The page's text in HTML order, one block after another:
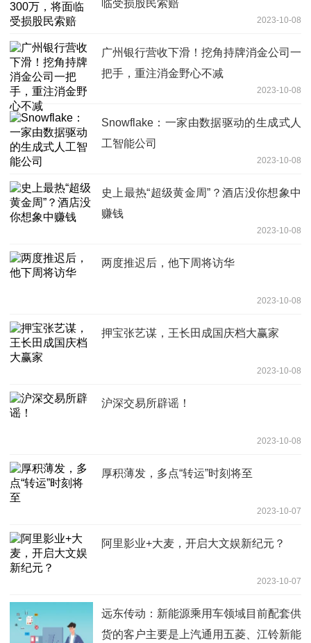
临受损股民索赔
2023-10-08
广州银行营收下滑！挖角持牌消金公司一
把手，重注消金野心不减
2023-10-08
Snowflake：一家由数据驱动的生成式人
工智能公司
2023-10-08
史上最热“超级黄金周”？酒店没你想象中
赚钱
2023-10-08
两度推迟后，他下周将访华
2023-10-08
押宝张艺谋，王长田成国庆档大赢家
2023-10-08
沪深交易所辟谣！
2023-10-08
厚积薄发，多点“转运”时刻将至
2023-10-07
阿里影业+大麦，开启大文娱新纪元？
2023-10-07
远东传动：新能源乘用车领域目前配套供
货的客户主要是上汽通用五菱、江铃新能